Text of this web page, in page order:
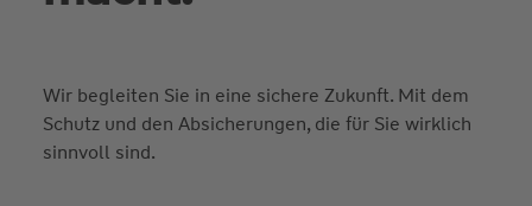
Wir begleiten Sie in eine sichere Zukunft. Mit dem
Schutz und den Absicherungen, die für Sie wirklich
sinnvoll sind.